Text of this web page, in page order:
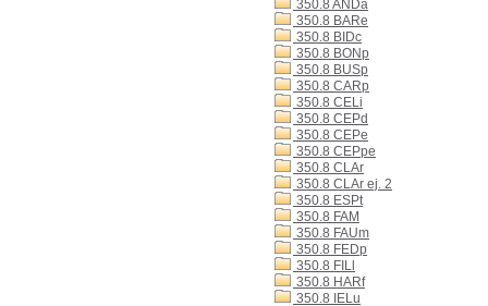
350.8 ANDa
350.8 BARe
350.8 BIDc
350.8 BONp
350.8 BUSp
350.8 CARp
350.8 CELi
350.8 CEPd
350.8 CEPe
350.8 CEPpe
350.8 CLAr
350.8 CLAr ej. 2
350.8 ESPt
350.8 FAM
350.8 FAUm
350.8 FEDp
350.8 FILl
350.8 HARf
350.8 IELu